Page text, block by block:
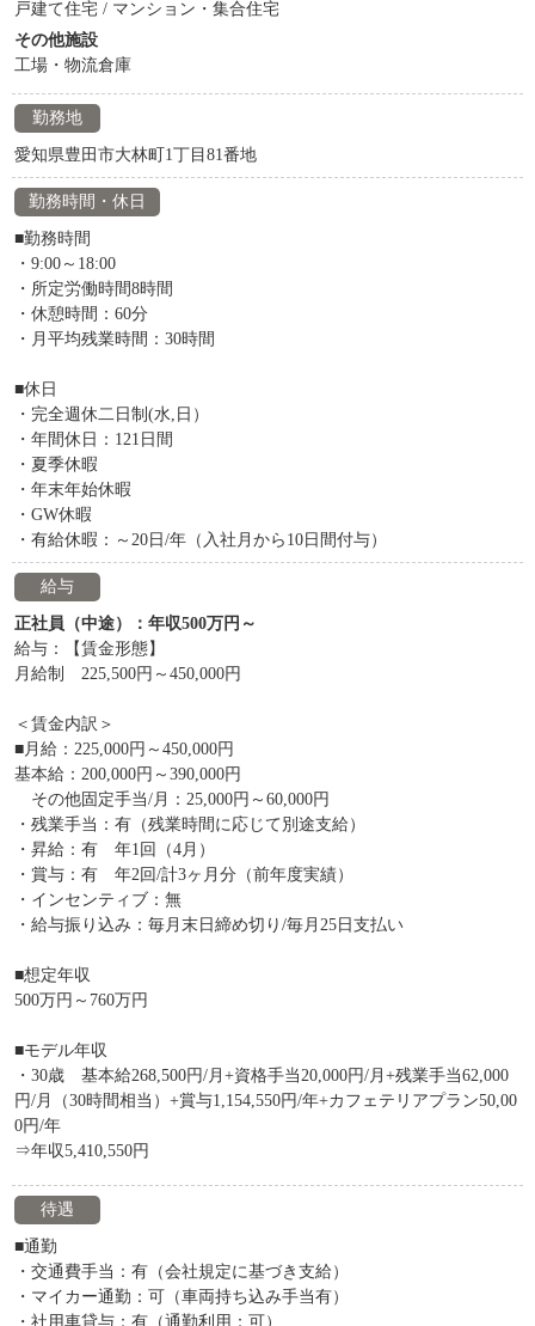
戸建て住宅 / マンション・集合住宅
その他施設
工場・物流倉庫
勤務地
愛知県豊田市大林町1丁目81番地
勤務時間・休日
■勤務時間
・9:00～18:00
・所定労働時間8時間
・休憩時間：60分
・月平均残業時間：30時間
■休日
・完全週休二日制(水,日）
・年間休日：121日間
・夏季休暇
・年末年始休暇
・GW休暇
・有給休暇：～20日/年（入社月から10日間付与）
給与
正社員（中途）：年収500万円～
給与：【賃金形態】
月給制 225,500円～450,000円
＜賃金内訳＞
■月給：225,000円～450,000円
基本給：200,000円～390,000円
その他固定手当/月：25,000円～60,000円
・残業手当：有（残業時間に応じて別途支給）
・昇給：有 年1回（4月）
・賞与：有 年2回/計3ヶ月分（前年度実績）
・インセンティブ：無
・給与振り込み：毎月末日締め切り/毎月25日支払い
■想定年収
500万円～760万円
■モデル年収
・30歳 基本給268,500円/月+資格手当20,000円/月+残業手当62,000
円/月（30時間相当）+賞与1,154,550円/年+カフェテリアプラン50,00
0円/年
⇒年収5,410,550円
待遇
■通勤
・交通費手当：有（会社規定に基づき支給）
・マイカー通勤：可（車両持ち込み手当有）
・社用車貸与：有（通勤利用：可）